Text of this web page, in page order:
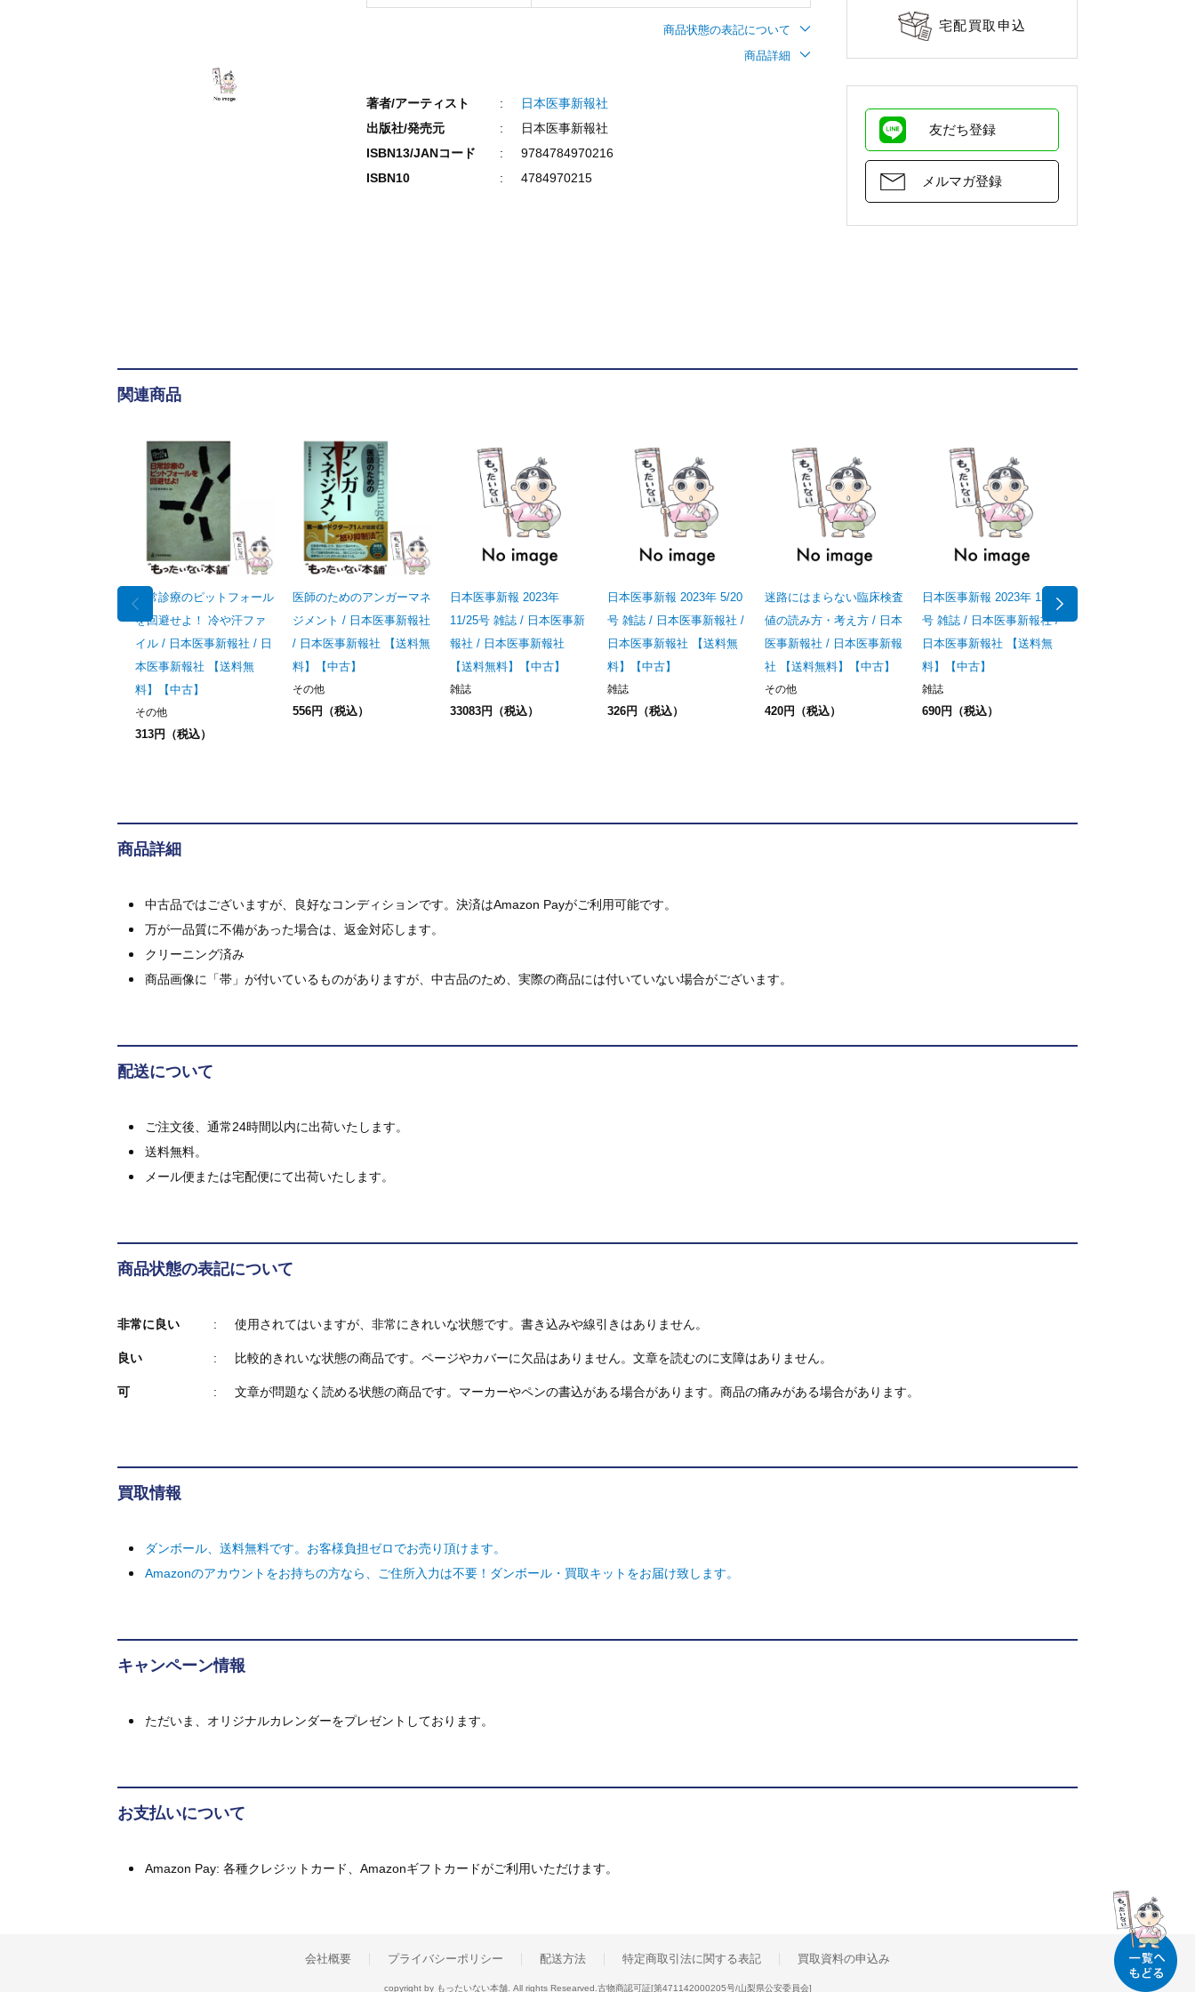
宅配買取申込
友だち登録
メルマガ登録
商品状態の表記について
商品詳細
著者/アーティスト
日本医事新報社
出版社/発売元
日本医事新報社
ISBN13/JANコード
9784784970216
ISBN10
4784970215
関連商品
日常診療のピットフォール
を回避せよ！ 冷や汗ファ
イル / 日本医事新報社 / 日
本医事新報社 【送料無
料】【中古】
その他
313円（税込）
医師のためのアンガーマネ
ジメント / 日本医事新報社
/ 日本医事新報社 【送料無
料】【中古】
その他
556円（税込）
日本医事新報 2023年
11/25号 雑誌 / 日本医事新
報社 / 日本医事新報社
【送料無料】【中古】
雑誌
33083円（税込）
日本医事新報 2023年 5/20
号 雑誌 / 日本医事新報社 /
日本医事新報社 【送料無
料】【中古】
雑誌
326円（税込）
迷路にはまらない臨床検査
値の読み方・考え方 / 日本
医事新報社 / 日本医事新報
社 【送料無料】【中古】
その他
420円（税込）
日本医事新報 2023年 12/9
号 雑誌 / 日本医事新報社 /
日本医事新報社 【送料無
料】【中古】
雑誌
690円（税込）
商品詳細
中古品ではございますが、良好なコンディションです。決済はAmazon Payがご利用可能です。
万が一品質に不備があった場合は、返金対応します。
クリーニング済み
商品画像に「帯」が付いているものがありますが、中古品のため、実際の商品には付いていない場合がございます。
配送について
ご注文後、通常24時間以内に出荷いたします。
送料無料。
メール便または宅配便にて出荷いたします。
商品状態の表記について
非常に良い 使用されてはいますが、非常にきれいな状態です。書き込みや線引きはありません。
良い 比較的きれいな状態の商品です。ページやカバーに欠品はありません。文章を読むのに支障はありません。
可 文章が問題なく読める状態の商品です。マーカーやペンの書込がある場合があります。商品の痛みがある場合があります。
買取情報
ダンボール、送料無料です。お客様負担ゼロでお売り頂けます。
Amazonのアカウントをお持ちの方なら、ご住所入力は不要！ダンボール・買取キットをお届け致します。
キャンペーン情報
ただいま、オリジナルカレンダーをプレゼントしております。
お支払いについて
Amazon Pay: 各種クレジットカード、Amazonギフトカードがご利用いただけます。
会社概要 プライバシーポリシー 配送方法 特定商取引法に関する表記 買取資料の申込み
copyright by もったいない本舗. All rights Researved. 古物商認可証[第471142000205号/山梨県公安委員会]